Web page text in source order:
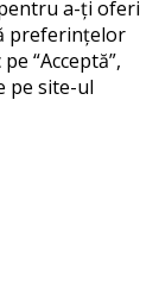
a-ți oferi
preferințelor
“Acceptă”,
pe site-ul